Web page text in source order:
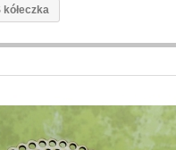
kółeczka